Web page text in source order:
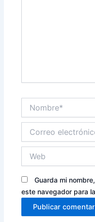
electrónico*
Guarda mi
este navegador para